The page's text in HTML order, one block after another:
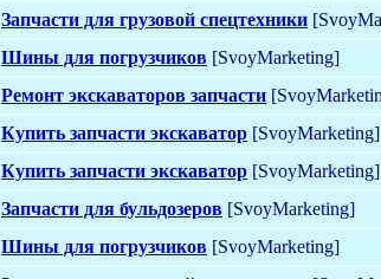
Запчасти для грузовой спецтехники
Шины для погрузчиков [SvoyMarketing]
Ремонт экскаваторов запчасти
Купить запчасти экскаватор [SvoyMarketing]
Купить запчасти экскаватор [SvoyMarketing]
Запчасти для бульдозеров [SvoyMarketing]
Шины для погрузчиков [SvoyMarketing]